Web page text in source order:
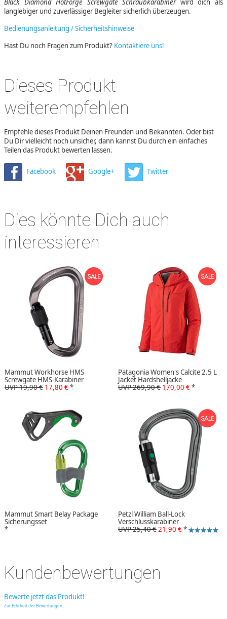
Black Diamond HotForge Screwgate Schraubkarabinerwird dich als
langlebiger und zuverlässiger Begleiter sicherlich überzeugen.
Bedienungsanleitung / Sicherheitshinweise
Hast Du noch Fragen zum Produkt? Kontaktiere uns!
Dieses Produkt
weiterempfehlen
Empfehle dieses Produkt Deinen Freunden und Bekannten. Oder bist
Du Dir vielleicht noch unsicher, dann kannst Du durch ein einfaches
Teilen das Produkt bewerten lassen.
Facebook Google+ Twitter
Dies könnte Dich auch
interessieren
Mammut Workhorse HMS
Screwgate HMS-Karabiner
UVP 19,90 € 17,80 €*
Patagonia Women's Calcite 2.5 L
Jacket Hardshelljacke
UVP 269,90 € 170,00 €*
Mammut Smart Belay Package
Sicherungsset
*
Petzl William Ball-Lock
Verschlusskarabiner
UVP 25,40 €21,90 €*
Kundenbewertungen
Bewerte jetzt das Produkt!
Zur Echtheit der Bewertungen